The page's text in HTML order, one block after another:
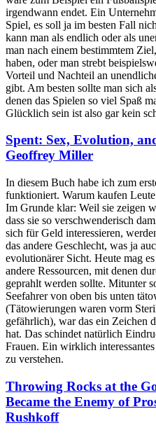
irgendwann endet. Ein
Spiel, es soll ja im besten Fall
kann man als endlich oder als
man nach einem bestimmtem
haben, oder man strebt
Vorteil und Nachteil an
gibt. Am besten sollte man sich
denen das Spielen so viel Spaß
Glücklich sein ist also gar kein
Spent: Sex, Evolution,
Geoffrey Miller
In diesem Buch habe ich zum
funktioniert. Warum kaufen
Im Grunde klar: Weil sie zeigen
dass sie so verschwenderisch
sich für Geld interessieren,
das andere Geschlecht, was ja
evolutionärer Sicht. Heute mag
andere Ressourcen, mit denen
geprahlt werden sollte. Mitunter
Seefahrer von oben bis unten
(Tätowierungen waren vorm
gefährlich), war das ein Zeichen
hat. Das schindet natürlich
Frauen. Ein wirklich
zu verstehen.
Throwing Rocks at the
Became the Enemy of
Rushkoff